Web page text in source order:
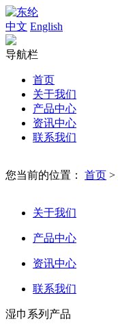
中文 English
导航栏
首页
关于我们
产品中心
资讯中心
联系我们
您当前的位置： 首页 >
关于我们
产品中心
资讯中心
联系我们
湿巾系列产品